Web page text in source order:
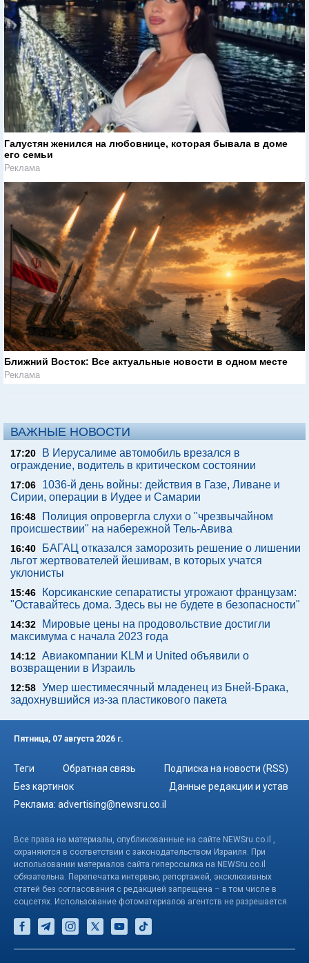
Галустян женился на любовнице, которая бывала в доме
его семьи
Реклама
Ближний Восток: Все актуальные новости в одном месте
Реклама
ВАЖНЫЕ НОВОСТИ
17:20
В Иерусалиме автомобиль врезался в
ограждение, водитель в критическом состоянии
17:06
1036-й день войны: действия в Газе, Ливане и
Сирии, операции в Иудее и Самарии
16:48
Полиция опровергла слухи о "чрезвычайном
происшествии" на набережной Тель-Авива
16:40
БАГАЦ отказался заморозить решение о лишении
льгот жертвователей йешивам, в которых учатся
уклонисты
15:46
Корсиканские сепаратисты угрожают французам:
"Оставайтесь дома. Здесь вы не будете в безопасности"
14:32
Мировые цены на продовольствие достигли
максимума с начала 2023 года
14:12 Авиакомпании KLM и United объявили о
возвращении в Израиль
12:58 Умер шестимесячный младенец из Бней-Брака,
задохнувшийся из-за пластикового пакета
Пятница, 07 августа 2026 г.
Теги Обратная связь
Подписка на новости (RSS)
Без картинок
Данные редакции и устав
Реклама: advertising@newsru.co.il
Все права на материалы, опубликованные на сайте NEWSru.co.il ,
охраняются в соответствии с законодательством Израиля. При
использовании материалов сайта гиперссылка на NEWSru.co.il
обязательна. Перепечатка интервью, репортажей, эксклюзивных
статей без согласования с редакцией запрещена – в том числе в
соцсетях. Использование фотоматериалов агентств не разрешается.